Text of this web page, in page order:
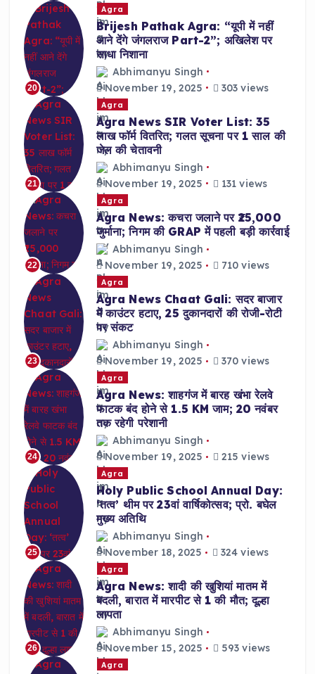
20
Agra
Brijesh Pathak Agra: “यूपी में नहीं
आने देंगे जंगलराज Part-2”; अखिलेश पर
साधा निशाना
Abhimanyu Singh
November 19, 2025
303 views
21
Agra
Agra News SIR Voter List: 35
लाख फॉर्म वितरित; गलत सूचना पर 1 साल की
जेल की चेतावनी
Abhimanyu Singh
November 19, 2025
131 views
22
Agra
Agra News: कचरा जलाने पर ₹25,000
जुर्माना; निगम की GRAP में पहली बड़ी कार्रवाई
Abhimanyu Singh
November 19, 2025
710 views
23
Agra
Agra News Chaat Gali: सदर बाजार
में काउंटर हटाए, 25 दुकानदारों की रोजी-रोटी
पर संकट
Abhimanyu Singh
November 19, 2025
370 views
24
Agra
Agra News: शाहगंज में बारह खंभा रेलवे
फाटक बंद होने से 1.5 KM जाम; 20 नवंबर
तक रहेगी परेशानी
Abhimanyu Singh
November 19, 2025
215 views
25
Agra
Holy Public School Annual Day:
‘तत्व’ थीम पर 23वां वार्षिकोत्सव; प्रो. बघेल
मुख्य अतिथि
Abhimanyu Singh
November 18, 2025
324 views
26
Agra
Agra News: शादी की खुशियां मातम में
बदली, बारात में मारपीट से 1 की मौत; दूल्हा
लापता
Abhimanyu Singh
November 15, 2025
593 views
Agra